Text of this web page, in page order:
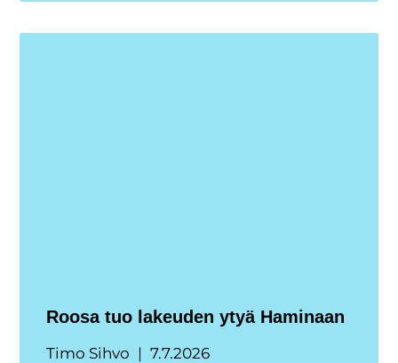
Roosa tuo lakeuden ytyä Haminaan
Timo Sihvo 7.7.2026